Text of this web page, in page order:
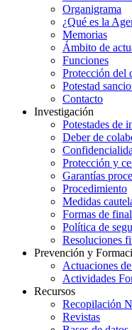
Organigrama
¿Qué es la
Memorias
Ámbito de
Funciones
Protección del
Potestad
Contacto
Investigación
Potestades de
Deber de
Protección y
Garantías
Procedimiento
Medidas
Formas de
Política de
Resoluciones
Prevención y
Actuaciones
Actividades
Recursos
Recopilación
Revistas